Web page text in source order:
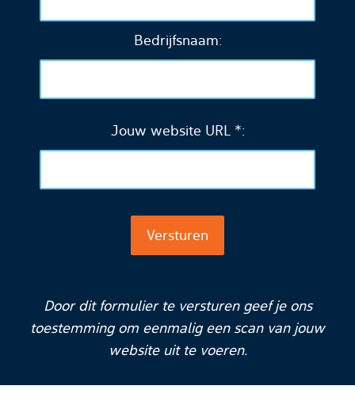
Bedrijfsnaam:
Jouw website URL *:
Door dit formulier te versturen geef je ons
toestemming om eenmalig een scan van jouw
website uit te voeren.